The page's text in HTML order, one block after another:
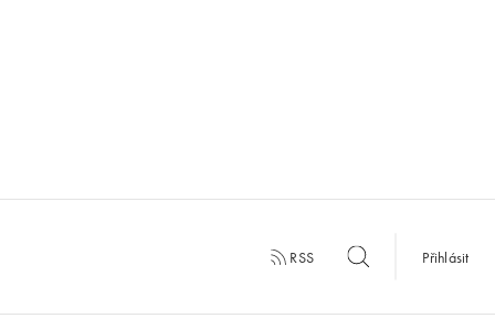
RSS Přihlásit